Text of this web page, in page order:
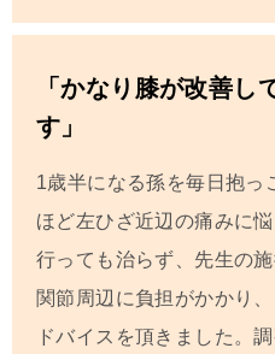
「かなり膝が改善し
す」
1歳半になる孫を毎日抱っ
ほど左ひざ近辺の痛みに
行っても治らず、先生の
関節周辺に負担がかかり
ドバイスを頂きました。